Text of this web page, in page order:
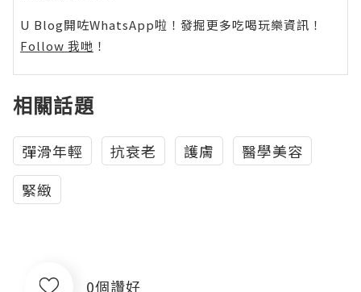
U Blog開咗WhatsApp啦！發掘更多吃喝玩樂資訊！
Follow 我哋 ！
相關話題
彈滑年輕 抗衰老 護膚
醫學美容
緊緻
0個讚好